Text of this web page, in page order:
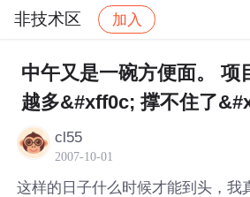
非技术区 加入
社区 非技术区 帖子详情
中午又是一碗方便面。 项
越多&#xff0c; 撑不住了
cl55
2007-10-01
这样的日子什么时候才能到头，我